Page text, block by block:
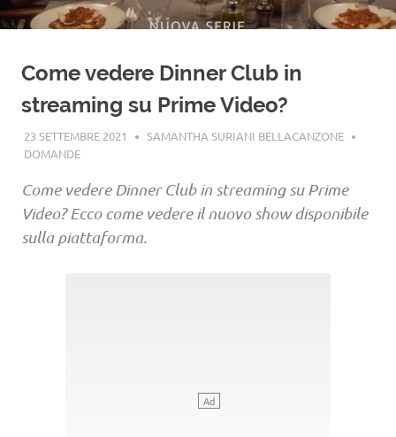
Come vedere Dinner Club in
streaming su Prime Video?
23 SETTEMBRE 2021
SAMANTHA SURIANI BELLACANZONE
DOMANDE
Come vedere Dinner Club in streaming su Prime
Video? Ecco come vedere il nuovo show disponibile
sulla piattaforma.